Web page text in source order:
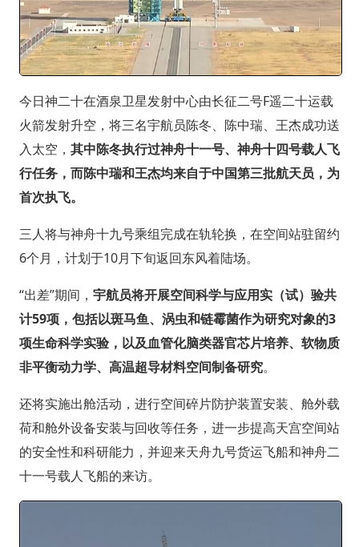
今日神二十在酒泉卫星发射中心由长征二号F遥二十运载
火箭发射升空，将三名宇航员陈冬、陈中瑞、王杰成功送
入太空， 其中陈冬执行过神舟十一号、神舟十四号载人飞
行任务，而陈中瑞和王杰均来自于中国第三批航天员，为
首次执飞。
三人将与神舟十九号乘组完成在轨轮换，在空间站驻留约
6个月，计划于10月下旬返回东风着陆场。
“出差”期间， 宇航员将开展空间科学与应用实（试）验共
计59项，包括以斑马鱼、涡虫和链霉菌作为研究对象的3
项生命科学实验，以及血管化脑类器官芯片培养、软物质
非平衡动力学、高温超导材料空间制备研究。
还将实施出舱活动，进行空间碎片防护装置安装、舱外载
荷和舱外设备安装与回收等任务，进一步提高天宫空间站
的安全性和科研能力，并迎来天舟九号货运飞船和神舟二
十一号载人飞船的来访。